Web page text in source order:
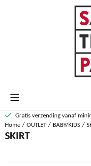
Cookievoorkeuren zijn
Gratis verzending vanaf
Home / OUTLET / BABY/KIDS /
SKIRT